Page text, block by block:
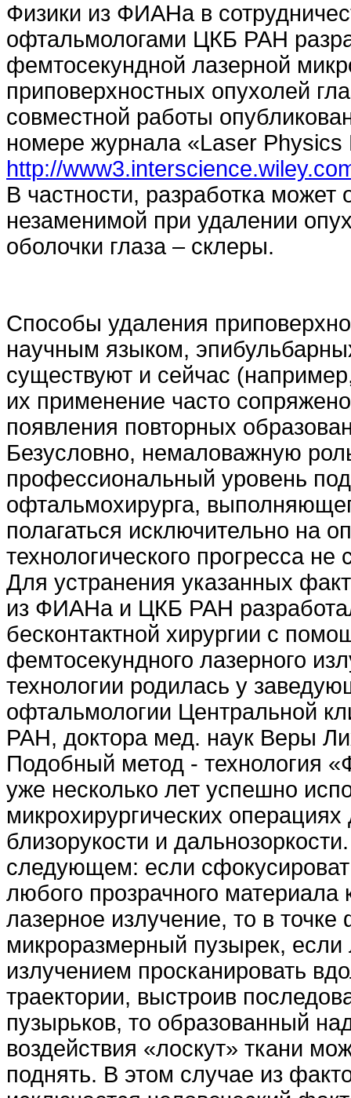
Физики из ФИАНа в
офтальмологами ЦКБ РАН
фемтосекундной лазерной
приповерхностных опухолей
совместной работы
номере журнала «Laser Physics
http://
В частности, разработка может
незаменимой при удалении
оболочки глаза – склеры.
Способы удаления
научным языком,
существуют и сейчас
их применение часто
появления повторных
Безусловно, немаловажную
профессиональный уровень
офтальмохирурга,
полагаться исключительно на
технологического прогресса
Для устранения указанных
из ФИАНа и ЦКБ РАН
бесконтактной хирургии с
фемтосекундного лазерного
технологии родилась у
офтальмологии Центральной
РАН, доктора мед. наук Веры
Подобный метод - технология
уже несколько лет успешно
микрохирургических
близорукости и
следующем: если
любого прозрачного материала
лазерное излучение, то в точке
микроразмерный пузырек,
излучением просканировать
траектории, выстроив
пузырьков, то образованный
воздействия «лоскут» ткани
поднять. В этом случае из